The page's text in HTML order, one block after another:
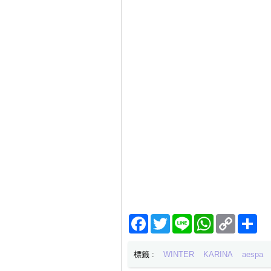
Facebook
TwitterLine WhatsApp
Copy
Link
分
標籤 : WINTER KARINA aespa